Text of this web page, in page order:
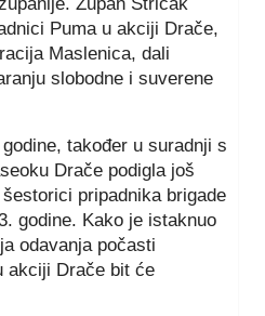
Puma u akciji Drače,
Maslenica, dali
slobodne i suverene
također u suradnji s
Drače podigla još
pripadnika brigade
godine. Kako je istaknuo
odavanja počasti
akciji Drače bit će